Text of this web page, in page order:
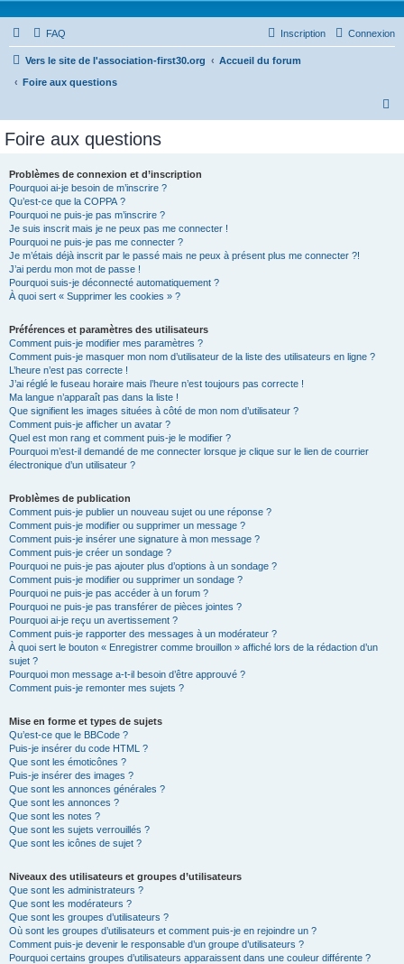
FAQ Connexion
Inscription
Vers le site de l'association-first30.org
Accueil du forum
Foire aux questions
Foire aux questions
Problèmes de connexion et d’inscription
Pourquoi ai-je besoin de m’inscrire ?
Qu’est-ce que la COPPA ?
Pourquoi ne puis-je pas m’inscrire ?
Je suis inscrit mais je ne peux pas me connecter !
Pourquoi ne puis-je pas me connecter ?
Je m’étais déjà inscrit par le passé mais ne peux à présent plus me connecter ?!
J’ai perdu mon mot de passe !
Pourquoi suis-je déconnecté automatiquement ?
À quoi sert « Supprimer les cookies » ?
Préférences et paramètres des utilisateurs
Comment puis-je modifier mes paramètres ?
Comment puis-je masquer mon nom d’utilisateur de la liste des utilisateurs en ligne ?
L’heure n’est pas correcte !
J’ai réglé le fuseau horaire mais l’heure n’est toujours pas correcte !
Ma langue n’apparaît pas dans la liste !
Que signifient les images situées à côté de mon nom d’utilisateur ?
Comment puis-je afficher un avatar ?
Quel est mon rang et comment puis-je le modifier ?
Pourquoi m’est-il demandé de me connecter lorsque je clique sur le lien de courrier
électronique d’un utilisateur ?
Problèmes de publication
Comment puis-je publier un nouveau sujet ou une réponse ?
Comment puis-je modifier ou supprimer un message ?
Comment puis-je insérer une signature à mon message ?
Comment puis-je créer un sondage ?
Pourquoi ne puis-je pas ajouter plus d’options à un sondage ?
Comment puis-je modifier ou supprimer un sondage ?
Pourquoi ne puis-je pas accéder à un forum ?
Pourquoi ne puis-je pas transférer de pièces jointes ?
Pourquoi ai-je reçu un avertissement ?
Comment puis-je rapporter des messages à un modérateur ?
À quoi sert le bouton « Enregistrer comme brouillon » affiché lors de la rédaction d’un
sujet ?
Pourquoi mon message a-t-il besoin d’être approuvé ?
Comment puis-je remonter mes sujets ?
Mise en forme et types de sujets
Qu’est-ce que le BBCode ?
Puis-je insérer du code HTML ?
Que sont les émoticônes ?
Puis-je insérer des images ?
Que sont les annonces générales ?
Que sont les annonces ?
Que sont les notes ?
Que sont les sujets verrouillés ?
Que sont les icônes de sujet ?
Niveaux des utilisateurs et groupes d’utilisateurs
Que sont les administrateurs ?
Que sont les modérateurs ?
Que sont les groupes d’utilisateurs ?
Où sont les groupes d’utilisateurs et comment puis-je en rejoindre un ?
Comment puis-je devenir le responsable d’un groupe d’utilisateurs ?
Pourquoi certains groupes d’utilisateurs apparaissent dans une couleur différente ?